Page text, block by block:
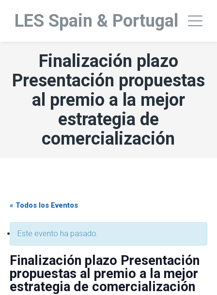
LES Spain & Portugal
Finalización plazo
Presentación propuestas
al premio a la mejor
estrategia de
comercialización
« Todos los Eventos
Este evento ha pasado.
Finalización plazo Presentación
propuestas al premio a la mejor
estrategia de comercialización